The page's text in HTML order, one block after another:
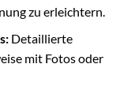
zu erleichtern.
Detaillierte
mit Fotos oder